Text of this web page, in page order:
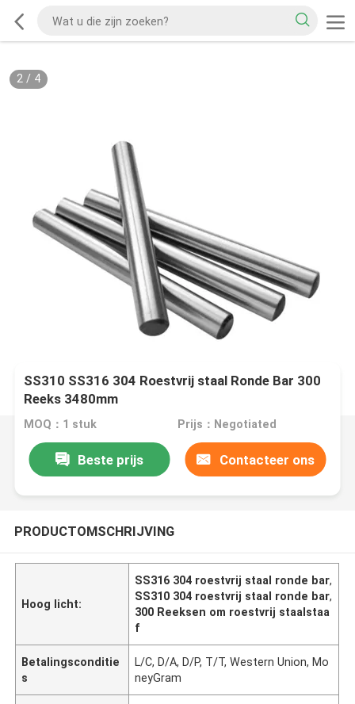
2/ 4
SS310 SS316 304 Roestvrij staal Ronde Bar 300
Reeks 3480mm
MOQ：1 stuk Prijs：Negotiated
Beste prijs Contacteer ons
PRODUCTOMSCHRIJVING
Hoog licht:
SS316 304 roestvrij staal ronde bar,
SS310 304 roestvrij staal ronde bar,
300 Reeksen om roestvrij staalstaa
f
Betalingsconditie
s
L/C, D/A, D/P, T/T, Western Union, Mo
neyGram